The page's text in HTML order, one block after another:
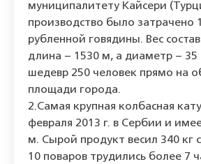
муниципалитету Кайсери
производство было затрачено
рубленной говядины. Вес
длина – 1530 м, а диаметр – 35
шедевр 250 человек прямо на
площади города.
2.Самая крупная колбасная
февраля 2013 г. в Сербии и
м. Сырой продукт весил 340 кг
10 поваров трудились более 7